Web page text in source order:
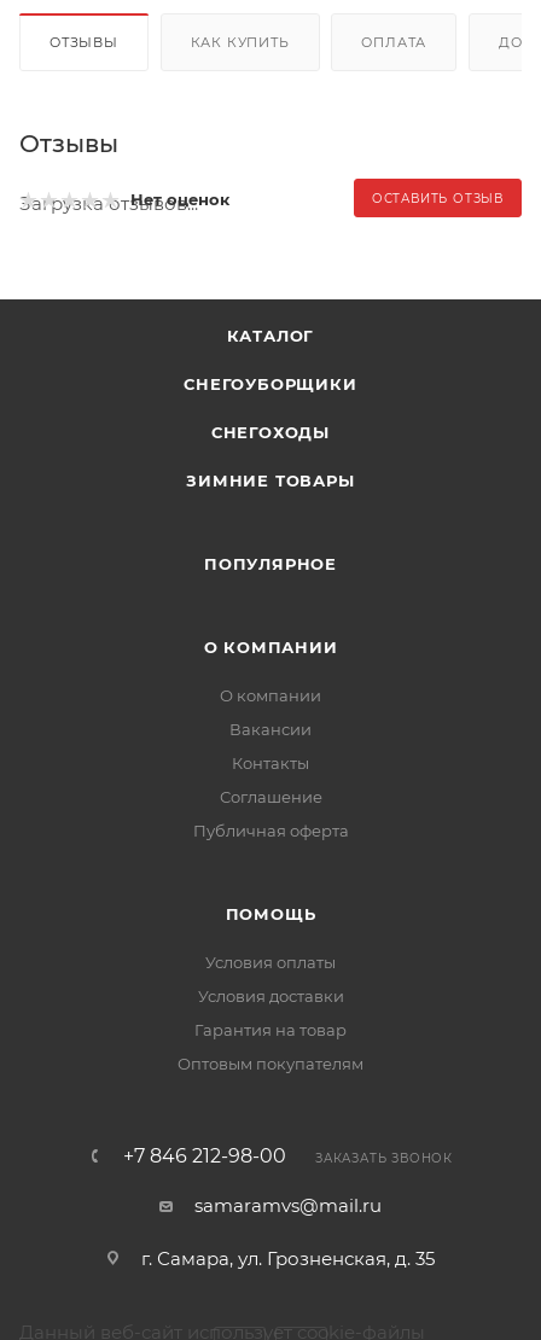
ОТЗЫВЫ КАК КУПИТЬ ОПЛАТА
Отзывы
Нет оценок ОСТАВИТЬ ОТЗЫВ
Загрузка отзывов...
КАТАЛОГ
СНЕГОУБОРЩИКИ
СНЕГОХОДЫ
ЗИМНИЕ ТОВАРЫ
ПОПУЛЯРНОЕ
О КОМПАНИИ
О компании
Вакансии
Контакты
Соглашение
Публичная оферта
ПОМОЩЬ
Условия оплаты
Условия доставки
Гарантия на товар
Оптовым покупателям
+7 846 212-98-00 ЗАКАЗАТЬ ЗВОНОК
samaramvs@mail.ru
г. Самара, ул. Грозненская, д. 35
Данный веб-сайт использует cookie-файлы